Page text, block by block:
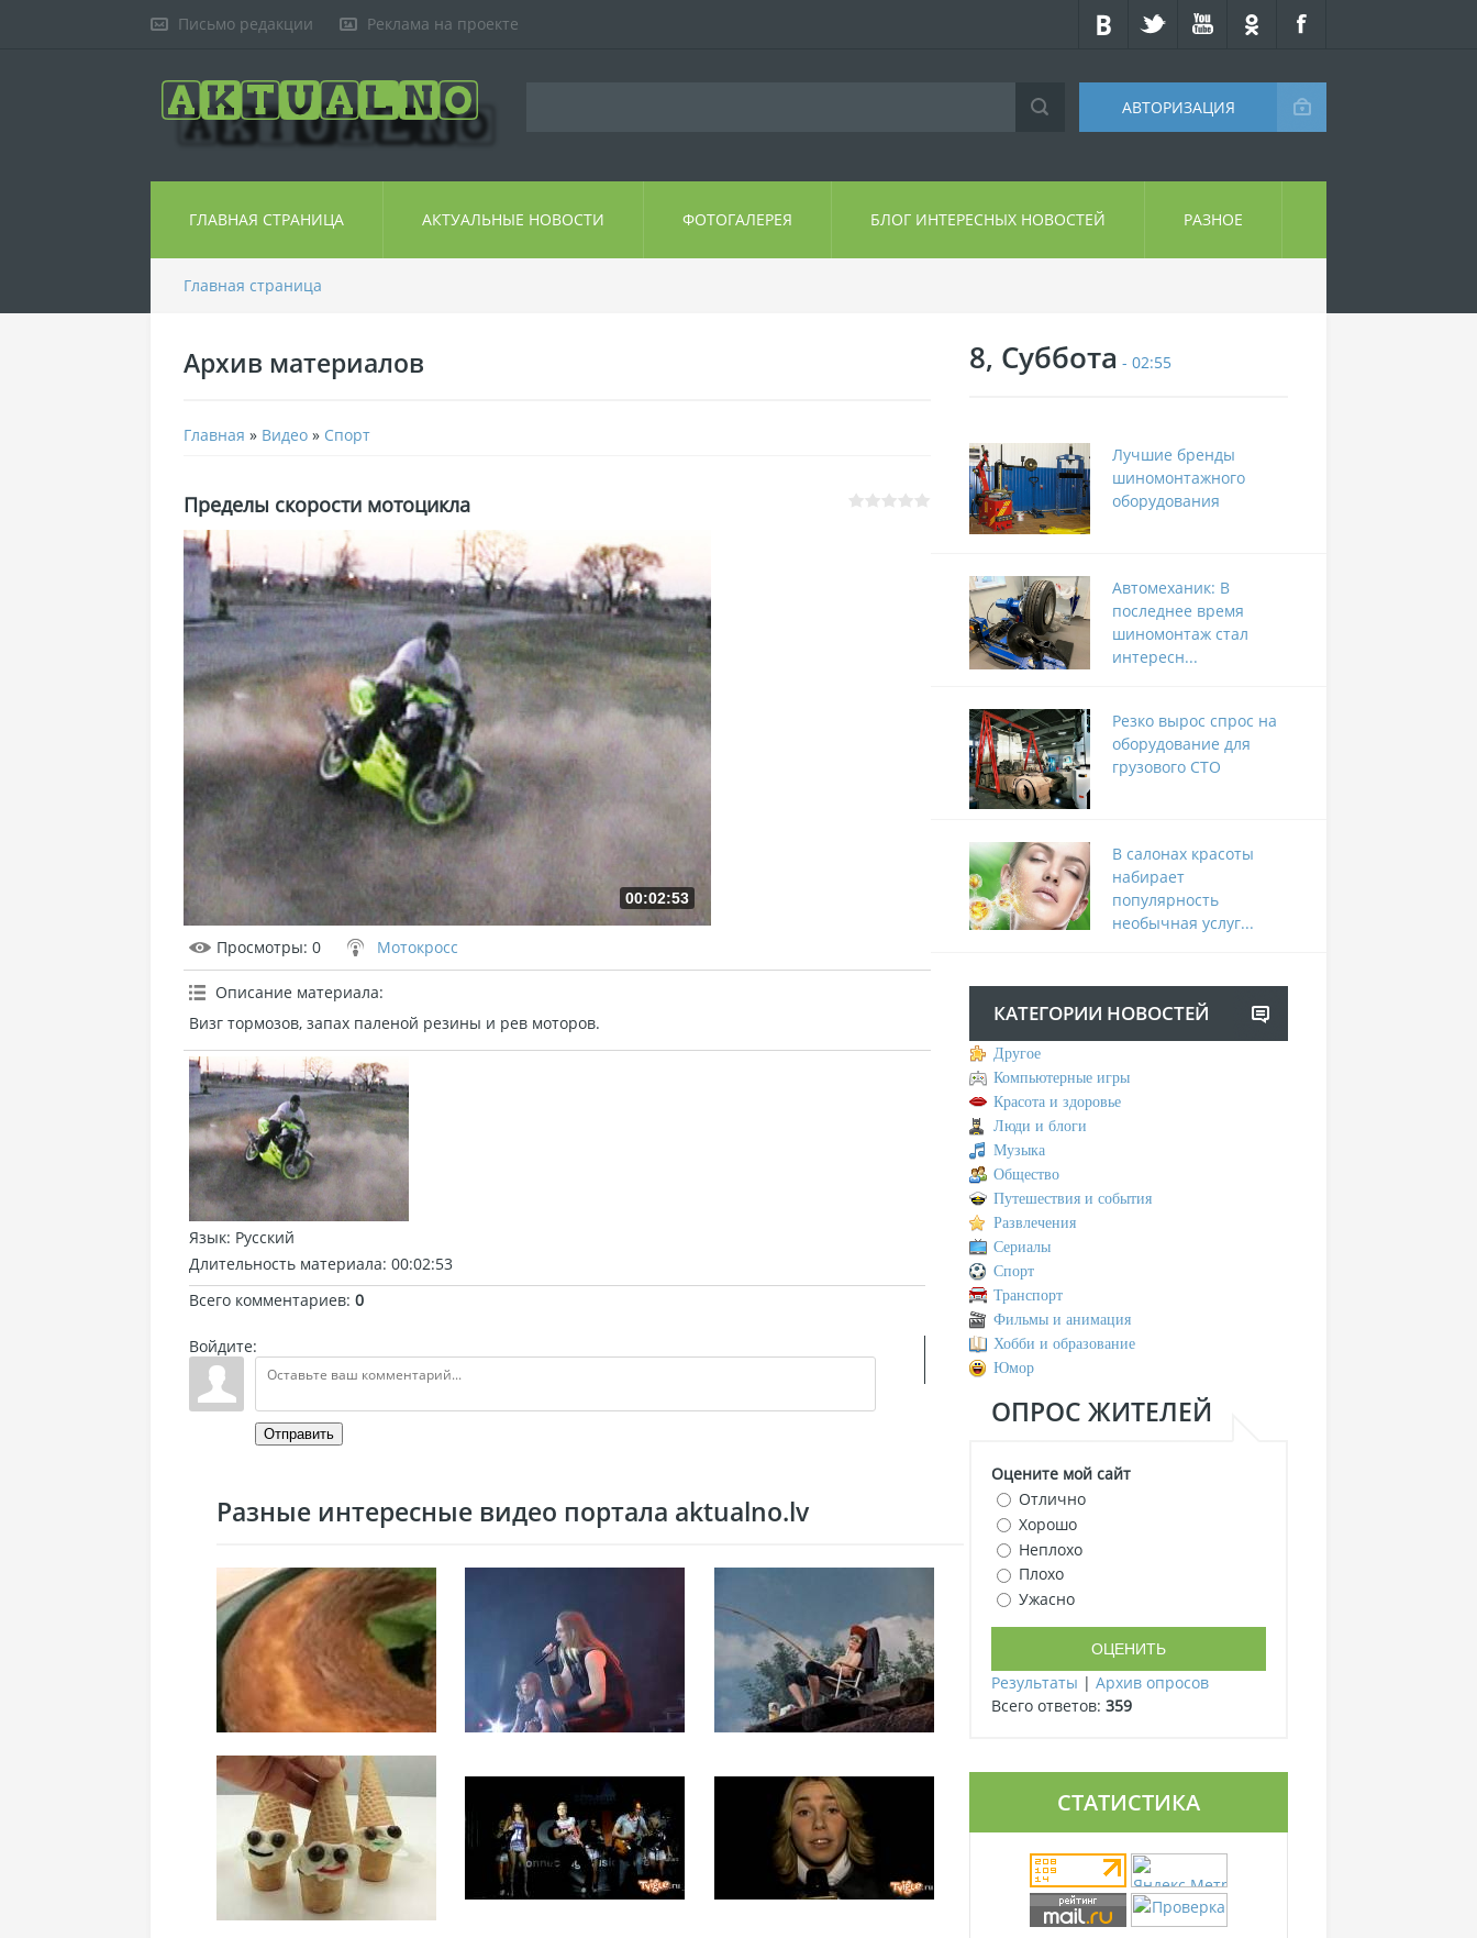
Письмо редакции Реклама на проекте
АВТОРИЗАЦИЯ
ГЛАВНАЯ СТРАНИЦА АКТУАЛЬНЫЕ НОВОСТИ ФОТОГАЛЕРЕЯ БЛОГ ИНТЕРЕСНЫХ НОВОСТЕЙ РАЗНОЕ
Главная страница
Архив материалов
Главная » Видео » Спорт
Пределы скорости мотоцикла
00:02:53
Просмотры: 0 Мотокросс
Описание материала:
Визг тормозов, запах паленой резины и рев моторов.
Язык: Русский
Длительность материала: 00:02:53
Всего комментариев: 0
Войдите:
Отправить
Разные интересные видео портала aktualno.lv
8, Суббота - 02:55
Лучшие бренды
шиномонтажного
оборудования
Автомеханик: В
последнее время
шиномонтаж стал
интересн...
Резко вырос спрос на
оборудование для
грузового СТО
В салонах красоты
набирает
популярность
необычная услуг...
КАТЕГОРИИ НОВОСТЕЙ
Другое
Компьютерные игры
Красота и здоровье
Люди и блоги
Музыка
Общество
Путешествия и события
Развлечения
Сериалы
Спорт
Транспорт
Фильмы и анимация
Хобби и образование
Юмор
ОПРОС ЖИТЕЛЕЙ
Оцените мой сайт
Отлично
Хорошо
Неплохо
Плохо
Ужасно
Результаты | Архив опросов
Всего ответов: 359
СТАТИСТИКА